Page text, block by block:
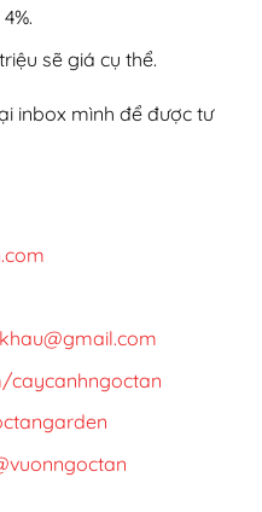
sẽ giá cụ thể.
inbox mình để được tư
caycanhngoctan